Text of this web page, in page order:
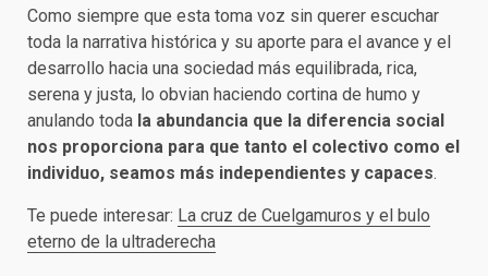
Como siempre que esta toma voz sin querer escuchar
toda la narrativa histórica y su aporte para el avance y el
desarrollo hacia una sociedad más equilibrada, rica,
serena y justa, lo obvian haciendo cortina de humo y
anulando toda la abundancia que la diferencia social
nos proporciona para que tanto el colectivo como el
individuo, seamos más independientes y capaces.
Te puede interesar: La cruz de Cuelgamuros y el bulo
eterno de la ultraderecha